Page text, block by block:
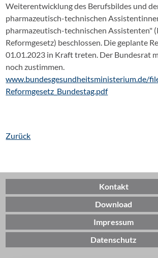
Weiterentwicklung des Berufsbildes und
pharmazeutisch-technischen
pharmazeutisch-technischen Assistenten"
Reformgesetz) beschlossen. Die geplante
01.01.2023 in Kraft treten. Der Bundesrat
noch zustimmen.
www.bundesgesundheitsministerium.de/
Reformgesetz_Bundestag.pdf
Zurück
Kontakt
Download
Impressum
Datenschutz